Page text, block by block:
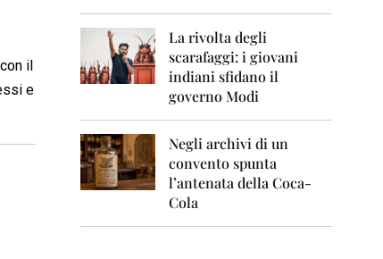
1
1
il
e
La rivolta degli
scarafaggi: i giovani
indiani sfidano il
governo Modi
Negli archivi di un
convento spunta
l’antenata della Coca-
Cola